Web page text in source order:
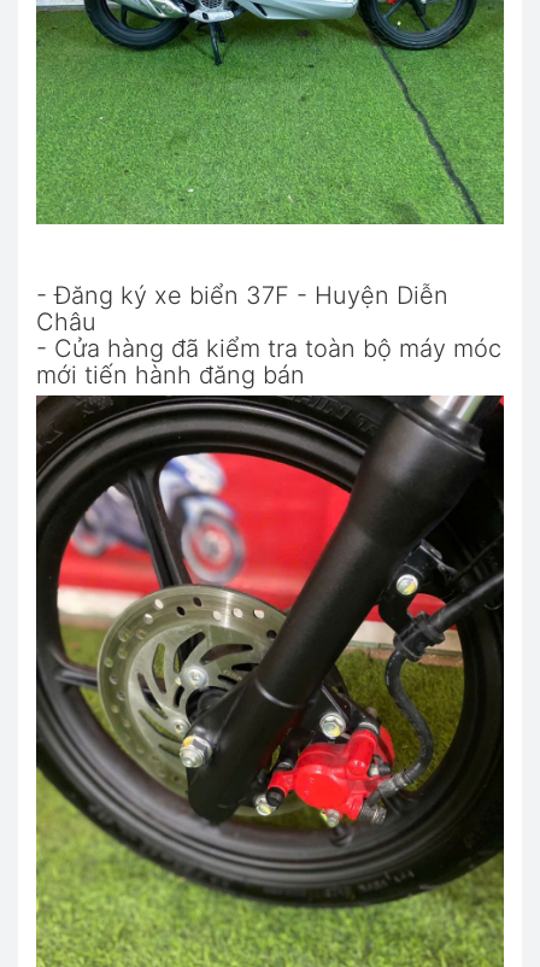
- Đăng ký xe biển 37F - Huyện Diễn
Châu
- Cửa hàng đã kiểm tra toàn bộ máy móc
mới tiến hành đăng bán